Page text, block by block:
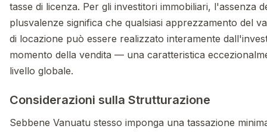
tasse di licenza. Per gli investitori immobiliari, l'assenza
plusvalenze significa che qualsiasi apprezzamento del
di locazione può essere realizzato interamente
momento della vendita — una caratteristica
livello globale.
Considerazioni sulla Strutturazione
Sebbene Vanuatu stesso imponga una tassazione